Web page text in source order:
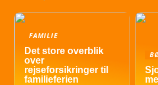
FAMILIE
Det store overblik
over
rejseforsikringer til
familieferien